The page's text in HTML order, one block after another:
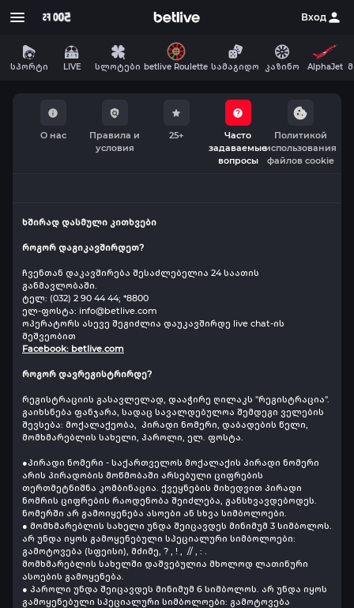
Вход
სპორტი LIVE სლოტები betlive Roulette სამაგიდო კაზინო AlphaJet
О нас
Правила и
условия
25+
Часто
задаваемые
вопросы
Политикой
использования
файлов cookie
ხშირად დასმული კითხვები
როგორ დაგიკავშირდეთ?
ჩვენთან დაკავშირება შესაძლებელია 24 საათის
განმავლობაში.
ტელ: (032) 2 90 44 44; *8800
ელ-ფოსტა: info@betlive.com
ოპერატორს ასევე შეგიძლია დაუკავშირდე live chat-ის
მეშვეობით
Facebook: betlive.com
როგორ დავრეგისტრირდე?
რეგისტრაციის გასავლელად, დააჭირე ღილაკს "რეგისტრაცია".
გაიხსნება ფანჯარა, სადაც სავალდებულოა შემდეგი ველების
შევსება: მოქალაქეობა, პირადი ნომერი, დაბადების წელი,
მომხმარებლის სახელი, პაროლი, ელ. ფოსტა.
●პირადი ნომერი - საქართველოს მოქალაქის პირადი ნომერი
არის პირადობის მოწმობაში არსებული ციფრების
თერთმეტნიშნა კომბინაცია. ქვეყნების მიხედვით პირადი
ნომრის ციფრების რაოდენობა შეიძლება, განსხვავდებოდეს.
ნომერში არ გამოიყენება ასოები ან სხვა სიმბოლოები.
● მომხმარებლის სახელი უნდა შეიცავდეს მინიმუმ 3 სიმბოლოს.
არ უნდა იყოს გამოყენებული სპეციალური სიმბოლოები:
გამოტოვება (სფეისი), მძიმე, ? , ! , // , : .
მომხმარებლის სახელში დაშვებულია მხოლოდ ლათინური
ასოების გამოყენება.
● პაროლი უნდა შეიცავდეს მინიმუმ 6 სიმბოლოს. არ უნდა იყოს
გამოყენებული სპეციალური სიმბოლოები: გამოტოვება